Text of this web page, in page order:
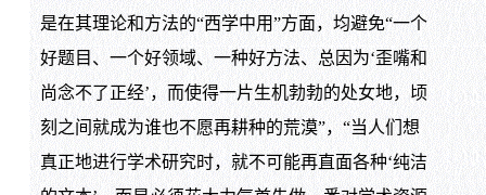
是在其理论和方法的“西学中用”方面，均避免“一个
好题目、一个好领域、一种好方法、总因为‘歪嘴和
尚念不了正经’，而使得一片生机勃勃的处女地，顷
刻之间就成为谁也不愿再耕种的荒漠”，“当人们想
真正地进行学术研究时，就不可能再直面各种‘纯洁